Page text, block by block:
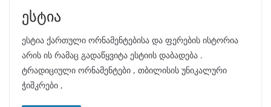
ესტია
ესტია ქართული ორნამენტებისა და ფერების ისტორია
არის ის რამაც გადაწყვიტა ესტიის დაბადება .
ტრადიციული ორნამენტები , თბილისის უნიკალური
ჭიშკრები ,